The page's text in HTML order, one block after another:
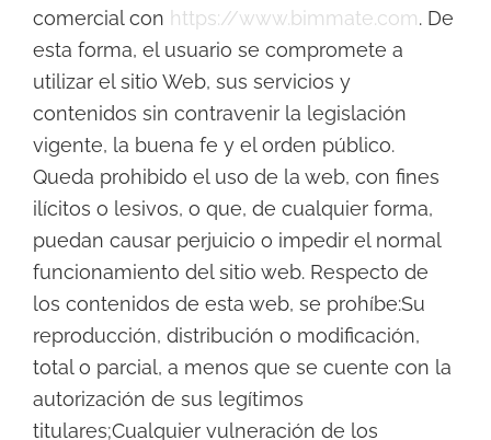
comercial con https://www.bimmate.com. De
esta forma, el usuario se compromete a
utilizar el sitio Web, sus servicios y
contenidos sin contravenir la legislación
vigente, la buena fe y el orden público.
Queda prohibido el uso de la web, con fines
ilícitos o lesivos, o que, de cualquier forma,
puedan causar perjuicio o impedir el normal
funcionamiento del sitio web. Respecto de
los contenidos de esta web, se prohíbe:Su
reproducción, distribución o modificación,
total o parcial, a menos que se cuente con la
autorización de sus legítimos
titulares;Cualquier vulneración de los